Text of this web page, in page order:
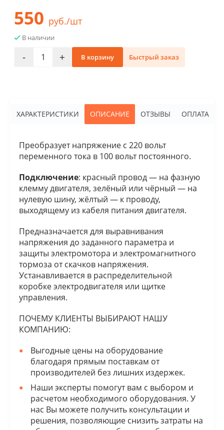
550 руб./шт
В наличии
- + В корзину Быстрый заказ
ХАРАКТЕРИСТИКИ ОПИСАНИЕ ОТЗЫВЫ ОПЛАТА
Преобразует напряжение с 220 вольт
переменного тока в 100 вольт постоянного.
Подключение: красный провод — на фазную
клемму двигателя, зелёный или чёрный — на
нулевую шину, жёлтый — к проводу,
выходящему из кабеля питания двигателя.
Предназначается для выравнивания
напряжения до заданного параметра и
защиты электромотора и электромагнитного
тормоза от скачков напряжения.
Устанавливается в распределительной
коробке электродвигателя или щитке
управления.
ПОЧЕМУ КЛИЕНТЫ ВЫБИРАЮТ НАШУ
КОМПАНИЮ:
Выгодные цены на оборудование
благодаря прямым поставкам от
производителей без лишних издержек.
Наши эксперты помогут вам с выбором и
расчетом необходимого оборудования. У
нас Вы можете получить консультации и
решения, позволяющие снизить затраты на